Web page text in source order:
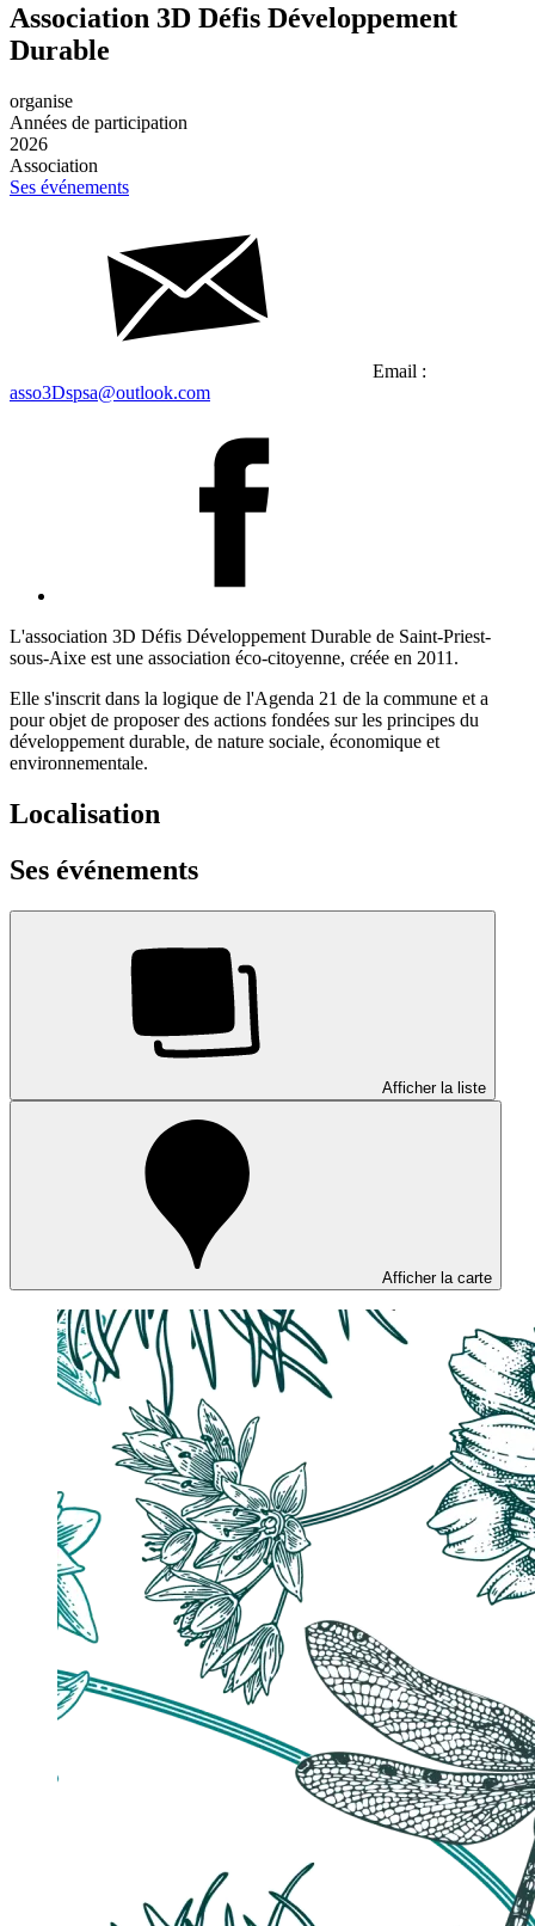
Association 3D Défis Développement
Durable
organise
Années de participation
2026
Association
Ses événements
Email :
asso3Dspsa@outlook.com
L'association 3D Défis Développement Durable de Saint-Priest-
sous-Aixe est une association éco-citoyenne, créée en 2011.
Elle s'inscrit dans la logique de l'Agenda 21 de la commune et a
pour objet de proposer des actions fondées sur les principes du
développement durable, de nature sociale, économique et
environnementale.
Localisation
Ses événements
Afficher la liste
Afficher la carte